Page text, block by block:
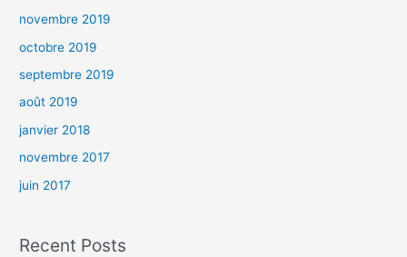
novembre 2019
octobre 2019
septembre 2019
août 2019
janvier 2018
novembre 2017
juin 2017
Recent Posts